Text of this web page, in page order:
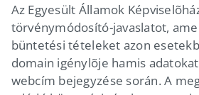
Az Egyesült Államok
törvénymódosító-javaslatot,
büntetési tételeket azon
domain igénylõje hamis
webcím bejegyzése során. A